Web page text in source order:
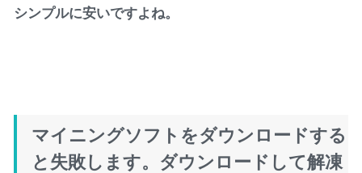
シンプルに安いですよね。
マイニングソフトをダウンロードする
と失敗します。ダウンロードして解凍